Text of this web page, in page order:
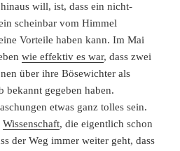
will, ist, dass ein nicht-
scheinbar vom Himmel
Vorteile haben kann. Im Mai
wie effektiv es war, dass zwei
über ihre Bösewichter als
bekannt gegeben haben.
etwas ganz tolles sein.
Wissenschaft, die eigentlich schon
der Weg immer weiter geht, dass